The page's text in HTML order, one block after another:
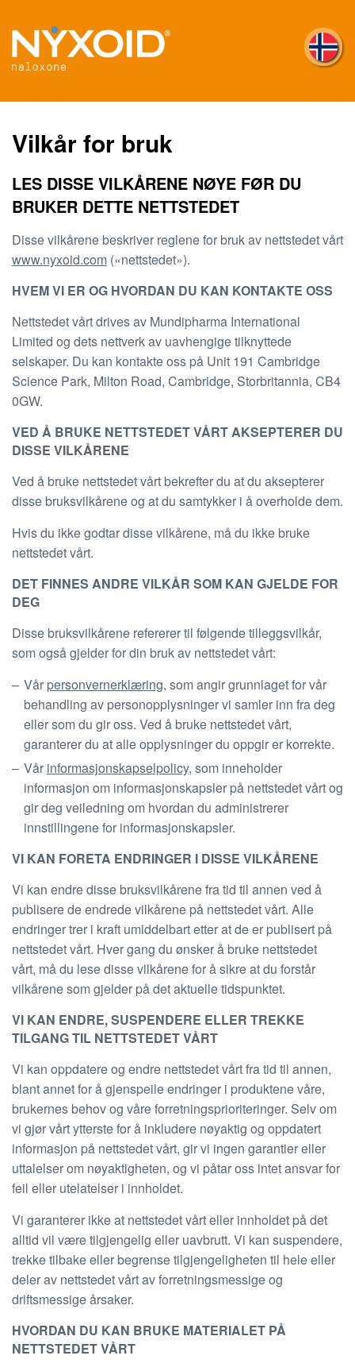
main
content
Vilkår for bruk
LES DISSE VILKÅRENE NØYE FØR DU
BRUKER DETTE NETTSTEDET
Disse vilkårene beskriver reglene for bruk av nettstedet vårt
www.nyxoid.com («nettstedet»).
HVEM VI ER OG HVORDAN DU KAN KONTAKTE OSS
Nettstedet vårt drives av Mundipharma International
Limited og dets nettverk av uavhengige tilknyttede
selskaper. Du kan kontakte oss på Unit 191 Cambridge
Science Park, Milton Road, Cambridge, Storbritannia, CB4
0GW.
VED Å BRUKE NETTSTEDET VÅRT AKSEPTERER DU
DISSE VILKÅRENE
Ved å bruke nettstedet vårt bekrefter du at du aksepterer
disse bruksvilkårene og at du samtykker i å overholde dem.
Hvis du ikke godtar disse vilkårene, må du ikke bruke
nettstedet vårt.
DET FINNES ANDRE VILKÅR SOM KAN GJELDE FOR
DEG
Disse bruksvilkårene refererer til følgende tilleggsvilkår,
som også gjelder for din bruk av nettstedet vårt:
Vår personvernerklæring, som angir grunnlaget for vår
behandling av personopplysninger vi samler inn fra deg
eller som du gir oss. Ved å bruke nettstedet vårt,
garanterer du at alle opplysninger du oppgir er korrekte.
Vår informasjonskapselpolicy, som inneholder
informasjon om informasjonskapsler på nettstedet vårt og
gir deg veiledning om hvordan du administrerer
innstillingene for informasjonskapsler.
VI KAN FORETA ENDRINGER I DISSE VILKÅRENE
Vi kan endre disse bruksvilkårene fra tid til annen ved å
publisere de endrede vilkårene på nettstedet vårt. Alle
endringer trer i kraft umiddelbart etter at de er publisert på
nettstedet vårt. Hver gang du ønsker å bruke nettstedet
vårt, må du lese disse vilkårene for å sikre at du forstår
vilkårene som gjelder på det aktuelle tidspunktet.
VI KAN ENDRE, SUSPENDERE ELLER TREKKE
TILGANG TIL NETTSTEDET VÅRT
Vi kan oppdatere og endre nettstedet vårt fra tid til annen,
blant annet for å gjenspeile endringer i produktene våre,
brukernes behov og våre forretningsprioriteringer. Selv om
vi gjør vårt ytterste for å inkludere nøyaktig og oppdatert
informasjon på nettstedet vårt, gir vi ingen garantier eller
uttalelser om nøyaktigheten, og vi påtar oss intet ansvar for
feil eller utelatelser i innholdet.
Vi garanterer ikke at nettstedet vårt eller innholdet på det
alltid vil være tilgjengelig eller uavbrutt. Vi kan suspendere,
trekke tilbake eller begrense tilgjengeligheten til hele eller
deler av nettstedet vårt av forretningsmessige og
driftsmessige årsaker.
HVORDAN DU KAN BRUKE MATERIALET PÅ
NETTSTEDET VÅRT